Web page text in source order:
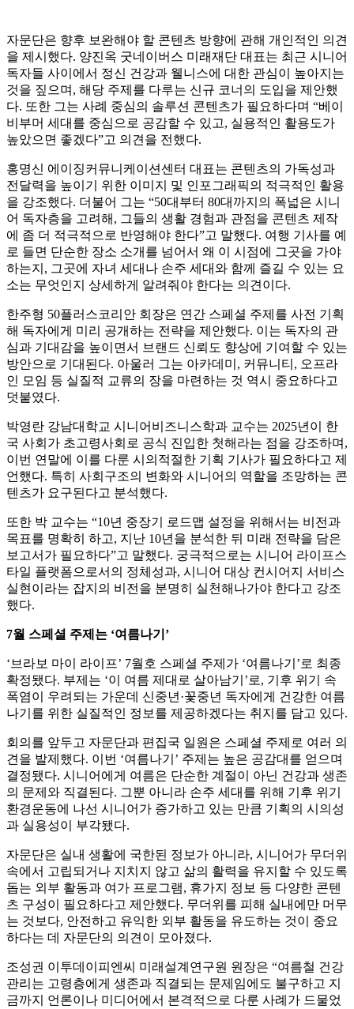
자문단은 향후 보완해야 할 콘텐츠 방향에 관해 개인적인 의견
을 제시했다. 양진옥 굿네이버스 미래재단 대표는 최근 시니어
독자들 사이에서 정신 건강과 웰니스에 대한 관심이 높아지는
것을 짚으며, 해당 주제를 다루는 신규 코너의 도입을 제안했
다. 또한 그는 사례 중심의 솔루션 콘텐츠가 필요하다며 “베이
비부머 세대를 중심으로 공감할 수 있고, 실용적인 활용도가
높았으면 좋겠다”고 의견을 전했다.
홍명신 에이징커뮤니케이션센터 대표는 콘텐츠의 가독성과
전달력을 높이기 위한 이미지 및 인포그래픽의 적극적인 활용
을 강조했다. 더불어 그는 “50대부터 80대까지의 폭넓은 시니
어 독자층을 고려해, 그들의 생활 경험과 관점을 콘텐츠 제작
에 좀 더 적극적으로 반영해야 한다”고 말했다. 여행 기사를 예
로 들면 단순한 장소 소개를 넘어서 왜 이 시점에 그곳을 가야
하는지, 그곳에 자녀 세대나 손주 세대와 함께 즐길 수 있는 요
소는 무엇인지 상세하게 알려줘야 한다는 의견이다.
한주형 50플러스코리안 회장은 연간 스페셜 주제를 사전 기획
해 독자에게 미리 공개하는 전략을 제안했다. 이는 독자의 관
심과 기대감을 높이면서 브랜드 신뢰도 향상에 기여할 수 있는
방안으로 기대된다. 아울러 그는 아카데미, 커뮤니티, 오프라
인 모임 등 실질적 교류의 장을 마련하는 것 역시 중요하다고
덧붙였다.
박영란 강남대학교 시니어비즈니스학과 교수는 2025년이 한
국 사회가 초고령사회로 공식 진입한 첫해라는 점을 강조하며,
이번 연말에 이를 다룬 시의적절한 기획 기사가 필요하다고 제
언했다. 특히 사회구조의 변화와 시니어의 역할을 조망하는 콘
텐츠가 요구된다고 분석했다.
또한 박 교수는 “10년 중장기 로드맵 설정을 위해서는 비전과
목표를 명확히 하고, 지난 10년을 분석한 뒤 미래 전략을 담은
보고서가 필요하다”고 말했다. 궁극적으로는 시니어 라이프스
타일 플랫폼으로서의 정체성과, 시니어 대상 컨시어지 서비스
실현이라는 잡지의 비전을 분명히 실천해나가야 한다고 강조
했다.
7월 스페셜 주제는 ‘여름나기’
‘브라보 마이 라이프’ 7월호 스페셜 주제가 ‘여름나기’로 최종
확정됐다. 부제는 ‘이 여름 제대로 살아남기’로, 기후 위기 속
폭염이 우려되는 가운데 신중년·꽃중년 독자에게 건강한 여름
나기를 위한 실질적인 정보를 제공하겠다는 취지를 담고 있다.
회의를 앞두고 자문단과 편집국 일원은 스페셜 주제로 여러 의
견을 발제했다. 이번 ‘여름나기’ 주제는 높은 공감대를 얻으며
결정됐다. 시니어에게 여름은 단순한 계절이 아닌 건강과 생존
의 문제와 직결된다. 그뿐 아니라 손주 세대를 위해 기후 위기
환경운동에 나선 시니어가 증가하고 있는 만큼 기획의 시의성
과 실용성이 부각됐다.
자문단은 실내 생활에 국한된 정보가 아니라, 시니어가 무더위
속에서 고립되거나 지치지 않고 삶의 활력을 유지할 수 있도록
돕는 외부 활동과 여가 프로그램, 휴가지 정보 등 다양한 콘텐
츠 구성이 필요하다고 제안했다. 무더위를 피해 실내에만 머무
는 것보다, 안전하고 유익한 외부 활동을 유도하는 것이 중요
하다는 데 자문단의 의견이 모아졌다.
조성권 이투데이피엔씨 미래설계연구원 원장은 “여름철 건강
관리는 고령층에게 생존과 직결되는 문제임에도 불구하고 지
금까지 언론이나 미디어에서 본격적으로 다룬 사례가 드물었